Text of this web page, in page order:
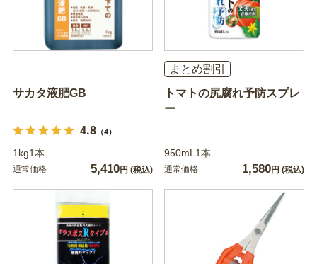
サカタ液肥GB
4.8（4）
1kg1本
通常価格 5,410円 (税込)
まとめ割引
トマトの尻腐れ予防スプレ
ー
950mL1本
通常価格 1,580円 (税込)